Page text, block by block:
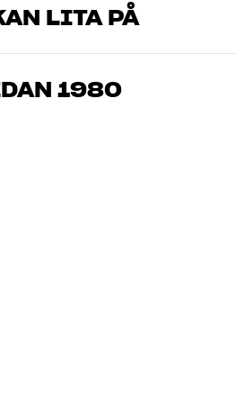
LITA PÅ
kan produkterna och brinner för
1980